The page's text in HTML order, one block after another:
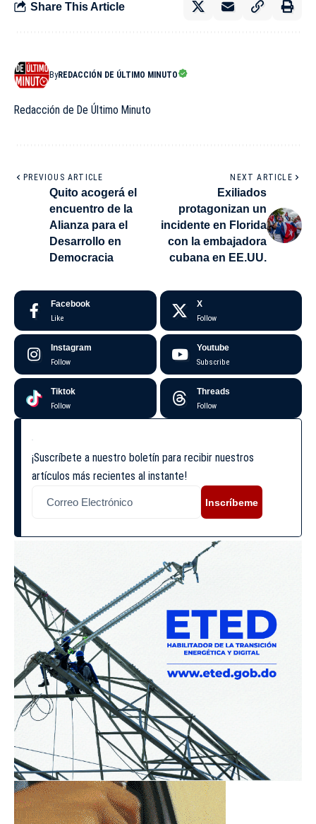
Share This Article
ByREDACCIÓN DE ÚLTIMO MINUTO
Redacción de De Último Minuto
PREVIOUS ARTICLE
Quito acogerá el
encuentro de la
Alianza para el
Desarrollo en
Democracia
NEXT ARTICLE
Exiliados
protagonizan un
incidente en Florida
con la embajadora
cubana en EE.UU.
Facebook
Like
X
Follow
Instagram
Follow
Youtube
Subscribe
Tiktok
Follow
Threads
Follow
¡Suscríbete a nuestro boletín para recibir nuestros
artículos más recientes al instante!
Inscríbeme